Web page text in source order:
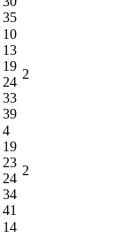
35
10
13
19
24
33
39
2
4
19
23
24
34
41
2
14